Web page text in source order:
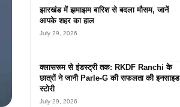
झारखंड में झमाझम बारिश से बदला मौसम, जानें
आपके शहर का हाल
July 29, 2026
क्लासरूम से इंडस्ट्री तक: RKDF Ranchi के
छात्रों ने जानी Parle-G की सफलता की इनसाइड
स्टोरी
July 29, 2026